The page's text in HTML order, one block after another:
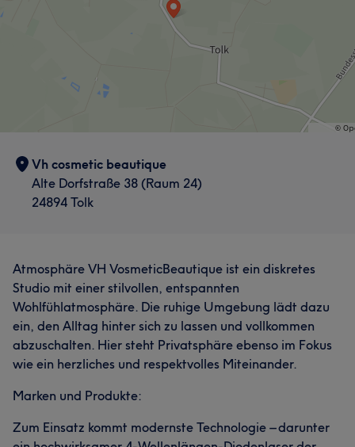
Vh cosmetic beautique
Alte Dorfstraße 38 (Raum 24)
24894 Tolk
Atmosphäre VH VosmeticBeautique ist ein diskretes
Studio mit einer stilvollen, entspannten
Wohlfühlatmosphäre. Die ruhige Umgebung lädt dazu
ein, den Alltag hinter sich zu lassen und vollkommen
abzuschalten. Hier steht Privatsphäre ebenso im Fokus
wie ein herzliches und respektvolles Miteinander.
Marken und Produkte:
Zum Einsatz kommt modernste Technologie – darunter